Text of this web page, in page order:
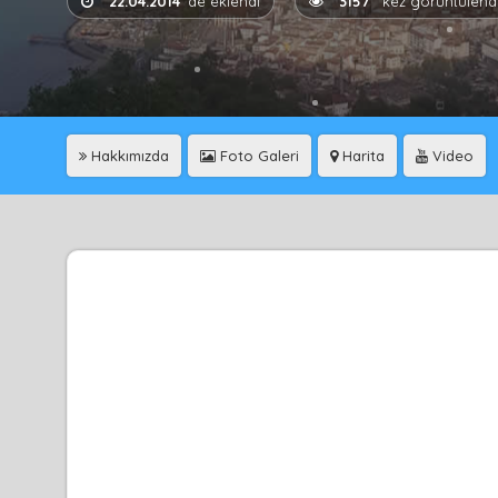
Hakkımızda Foto Galeri Harita Video